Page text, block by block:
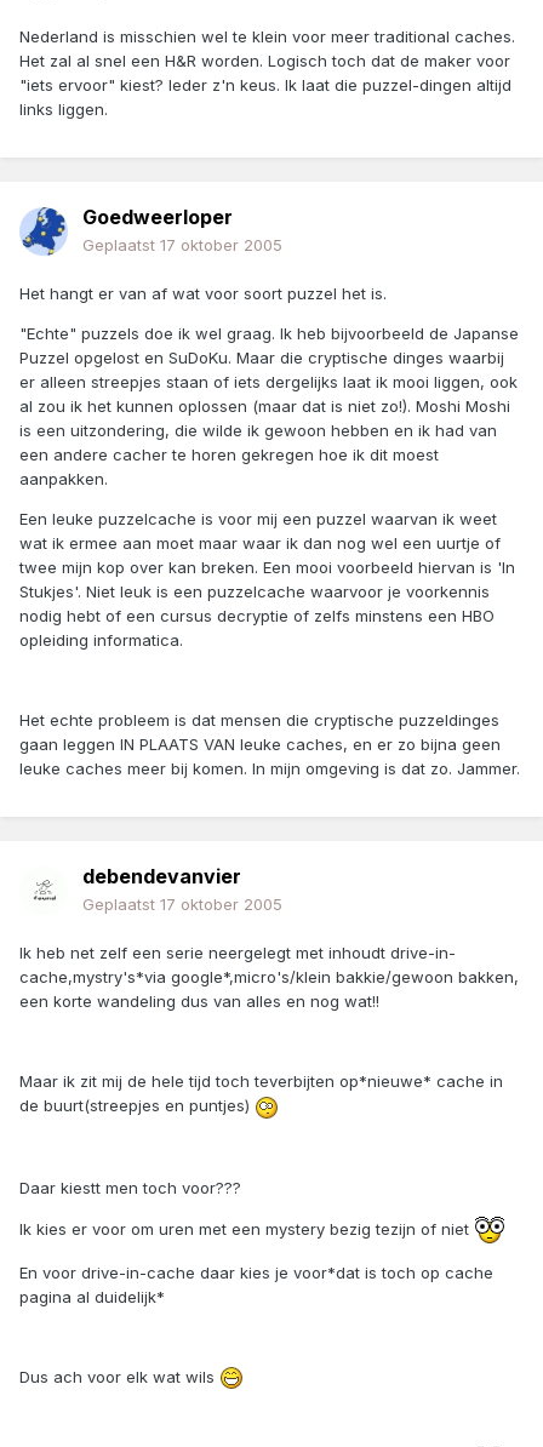
Nederland is misschien wel te klein voor meer traditional caches.
Het zal al snel een H&R worden. Logisch toch dat de maker voor
"iets ervoor" kiest? Ieder z'n keus. Ik laat die puzzel-dingen altijd
links liggen.
Goedweerloper
Geplaatst 17 oktober 2005
Het hangt er van af wat voor soort puzzel het is.
"Echte" puzzels doe ik wel graag. Ik heb bijvoorbeeld de Japanse
Puzzel opgelost en SuDoKu. Maar die cryptische dinges waarbij
er alleen streepjes staan of iets dergelijks laat ik mooi liggen, ook
al zou ik het kunnen oplossen (maar dat is niet zo!). Moshi Moshi
is een uitzondering, die wilde ik gewoon hebben en ik had van
een andere cacher te horen gekregen hoe ik dit moest
aanpakken.
Een leuke puzzelcache is voor mij een puzzel waarvan ik weet
wat ik ermee aan moet maar waar ik dan nog wel een uurtje of
twee mijn kop over kan breken. Een mooi voorbeeld hiervan is 'In
Stukjes'. Niet leuk is een puzzelcache waarvoor je voorkennis
nodig hebt of een cursus decryptie of zelfs minstens een HBO
opleiding informatica.
Het echte probleem is dat mensen die cryptische puzzeldinges
gaan leggen IN PLAATS VAN leuke caches, en er zo bijna geen
leuke caches meer bij komen. In mijn omgeving is dat zo. Jammer.
debendevanvier
Geplaatst 17 oktober 2005
Ik heb net zelf een serie neergelegt met inhoudt drive-in-
cache,mystry's*via google*,micro's/klein bakkie/gewoon bakken,
een korte wandeling dus van alles en nog wat!!
Maar ik zit mij de hele tijd toch teverbijten op*nieuwe* cache in
de buurt(streepjes en puntjes)
Daar kiestt men toch voor???
Ik kies er voor om uren met een mystery bezig tezijn of niet
En voor drive-in-cache daar kies je voor*dat is toch op cache
pagina al duidelijk*
Dus ach voor elk wat wils